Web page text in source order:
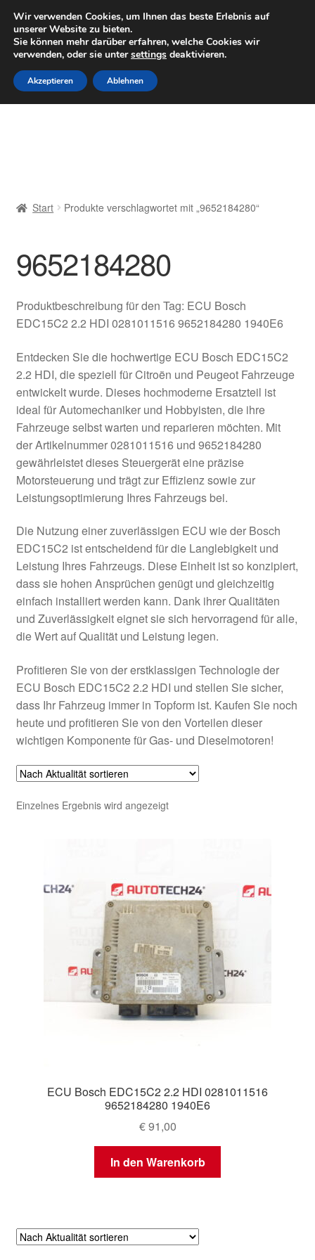
LIEFERUNG ab 6 EUR
Mo–Fr 9–16 Uhr · 0175 7465658
Zur
Navigation
springen
Zum
Inhalt
springen
Datenschutz-Bestimmungen
Impressum
Kontakt
Lieferung
Mein Konto
Über uns
Warenkorb
Weltweiter Versand
Zahlungen
Start Produkte verschlagwortet mit „9652184280“
9652184280
Produktbeschreibung für den Tag: ECU Bosch
EDC15C2 2.2 HDI 0281011516 9652184280 1940E6
Entdecken Sie die hochwertige ECU Bosch EDC15C2
2.2 HDI, die speziell für Citroën und Peugeot Fahrzeuge
entwickelt wurde. Dieses hochmoderne Ersatzteil ist
ideal für Automechaniker und Hobbyisten, die ihre
Fahrzeuge selbst warten und reparieren möchten. Mit
der Artikelnummer 0281011516 und 9652184280
gewährleistet dieses Steuergerät eine präzise
Motorsteuerung und trägt zur Effizienz sowie zur
Leistungsoptimierung Ihres Fahrzeugs bei.
Die Nutzung einer zuverlässigen ECU wie der Bosch
EDC15C2 ist entscheidend für die Langlebigkeit und
Leistung Ihres Fahrzeugs. Diese Einheit ist so konzipiert,
dass sie hohen Ansprüchen genügt und gleichzeitig
einfach installiert werden kann. Dank ihrer Qualitäten
und Zuverlässigkeit eignet sie sich hervorragend für alle,
die Wert auf Qualität und Leistung legen.
Profitieren Sie von der erstklassigen Technologie der
ECU Bosch EDC15C2 2.2 HDI und stellen Sie sicher,
dass Ihr Fahrzeug immer in Topform ist. Kaufen Sie noch
heute und profitieren Sie von den Vorteilen dieser
wichtigen Komponente für Gas- und Dieselmotoren!
Einzelnes Ergebnis wird angezeigt
ECU Bosch EDC15C2 2.2 HDI 0281011516
9652184280 1940E6
€91,00
In den Warenkorb
Wir verwenden Cookies, um Ihnen das beste Erlebnis auf
unserer Website zu bieten.
Sie können mehr darüber erfahren, welche Cookies wir
verwenden, oder sie untersettings deaktivieren.
Akzeptieren Ablehnen